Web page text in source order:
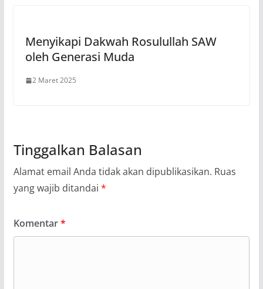
Menyikapi Dakwah Rosulullah SAW
oleh Generasi Muda
2 Maret 2025
Tinggalkan Balasan
Alamat email Anda tidak akan dipublikasikan. Ruas
yang wajib ditandai *
Komentar*